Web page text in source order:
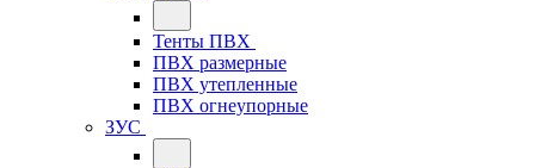
Тенты ПВХ
ПВХ размерные
ПВХ утепленные
ПВХ огнеупорные
ЗУС